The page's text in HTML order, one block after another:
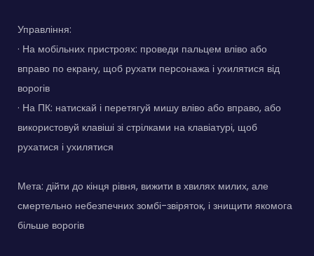
Управління:
· На мобільних пристроях: проведи пальцем вліво або
вправо по екрану, щоб рухати персонажа і ухилятися від
ворогів
· На ПК: натискай і перетягуй мишу вліво або вправо, або
використовуй клавіші зі стрілками на клавіатурі, щоб
рухатися і ухилятися
Мета: дійти до кінця рівня, вижити в хвилях милих, але
смертельно небезпечних зомбі-звіряток, і знищити якомога
більше ворогів